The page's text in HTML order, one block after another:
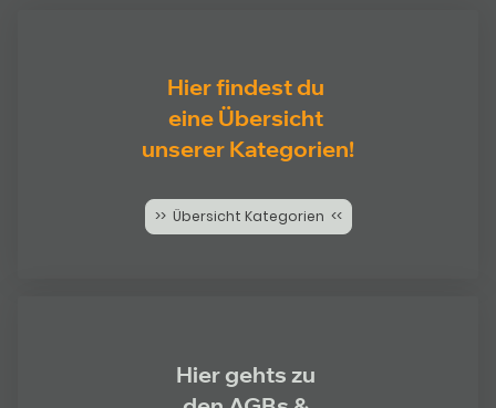
Hier findest du
eine Übersicht
unserer Kategorien!
>> Übersicht Kategorien <<
Hier gehts zu